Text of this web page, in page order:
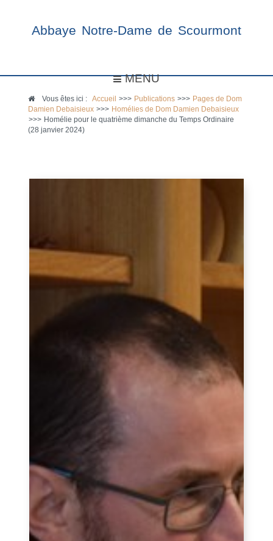
Abbaye Notre-Dame de Scourmont
MENU
Vous êtes ici :Accueil >>> Publications >>> Pages de Dom
Damien Debaisieux >>> Homélies de Dom Damien Debaisieux
>>> Homélie pour le quatrième dimanche du Temps Ordinaire
(28 janvier 2024)